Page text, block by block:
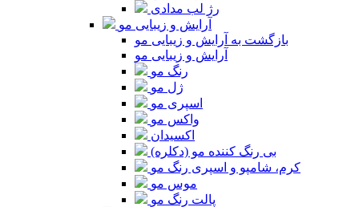
رژ لب مدادی
آرایش و زیبایی مو
بازگشت به آرایش و زیبایی مو
آرایش و زیبایی مو
رنگ مو
ژل مو
اسپری مو
واکس مو
اکسیدان
بی رنگ کننده مو (دکلره)
کرم، شامپو و اسپری رنگ مو
موس مو
پالت رنگ مو